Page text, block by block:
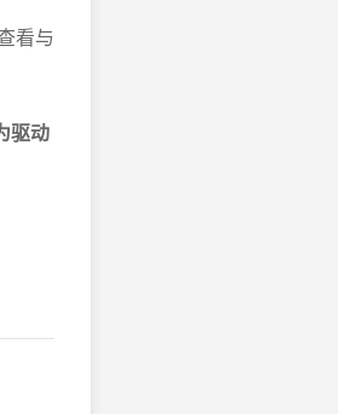
看与
驱动